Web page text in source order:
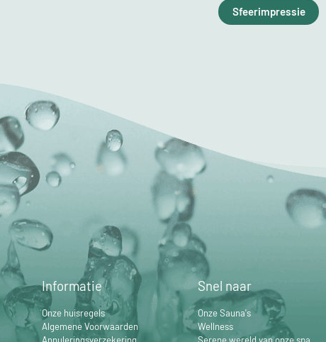
Sfeerimpressie
Informatie
Onze huisregels
Algemene Voorwaarden
Snel naar
Onze Sauna's
Wellness